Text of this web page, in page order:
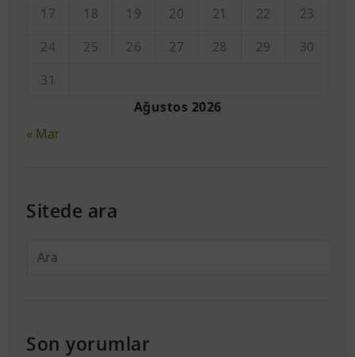
Ağustos 2026
17
18 19 20 21 22
23
24
25 26 27 28 29
30
31
« Mar
Sitede ara
Son yorumlar